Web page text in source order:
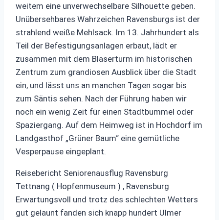
weitem eine unverwechselbare Silhouette geben.
Unübersehbares Wahrzeichen Ravensburgs ist der
strahlend weiße Mehlsack. Im 13. Jahrhundert als
Teil der Befestigungsanlagen erbaut, lädt er
zusammen mit dem Blaserturm im historischen
Zentrum zum grandiosen Ausblick über die Stadt
ein, und lässt uns an manchen Tagen sogar bis
zum Säntis sehen. Nach der Führung haben wir
noch ein wenig Zeit für einen Stadtbummel oder
Spaziergang. Auf dem Heimweg ist in Hochdorf im
Landgasthof „Grüner Baum“ eine gemütliche
Vesperpause eingeplant.
Reisebericht Seniorenausflug Ravensburg
Tettnang ( Hopfenmuseum ) , Ravensburg
Erwartungsvoll und trotz des schlechten Wetters
gut gelaunt fanden sich knapp hundert Ulmer